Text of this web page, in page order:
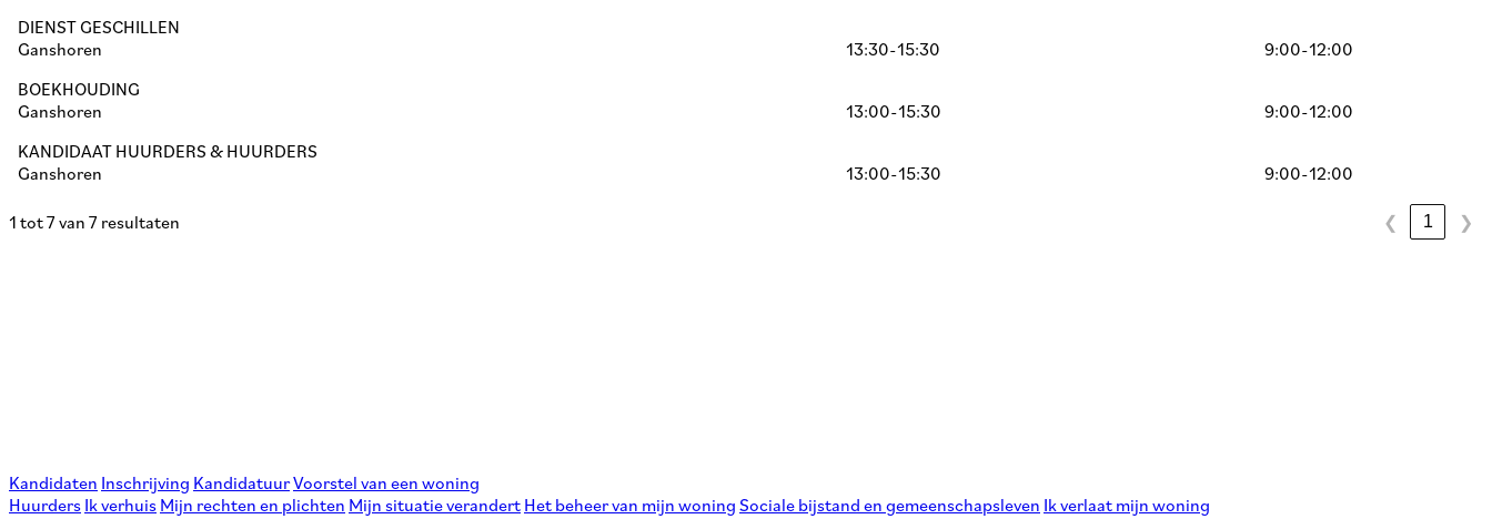
DIENST GESCHILLEN
Ganshoren
13:30-15:30
9:00-12:00
BOEKHOUDING
Ganshoren
13:00-15:30
9:00-12:00
KANDIDAAT HUURDERS & HUURDERS
Ganshoren
13:00-15:30 9:00-12:00
1 tot 7 van 7 resultaten ❮ 1 ❯
Kandidaten Inschrijving KandidatuurVoorstel van een woning
Huurders Ik verhuis Mijn rechten en plichten Mijn situatie verandert Het beheer van mijn woning Sociale bijstand en gemeenschapsleven Ik verlaat mijn woning